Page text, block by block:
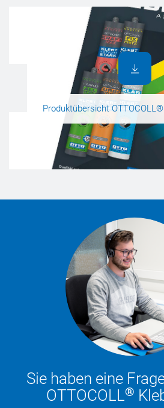
Produktübersicht
Sie haben eine
OTTOCOLL®